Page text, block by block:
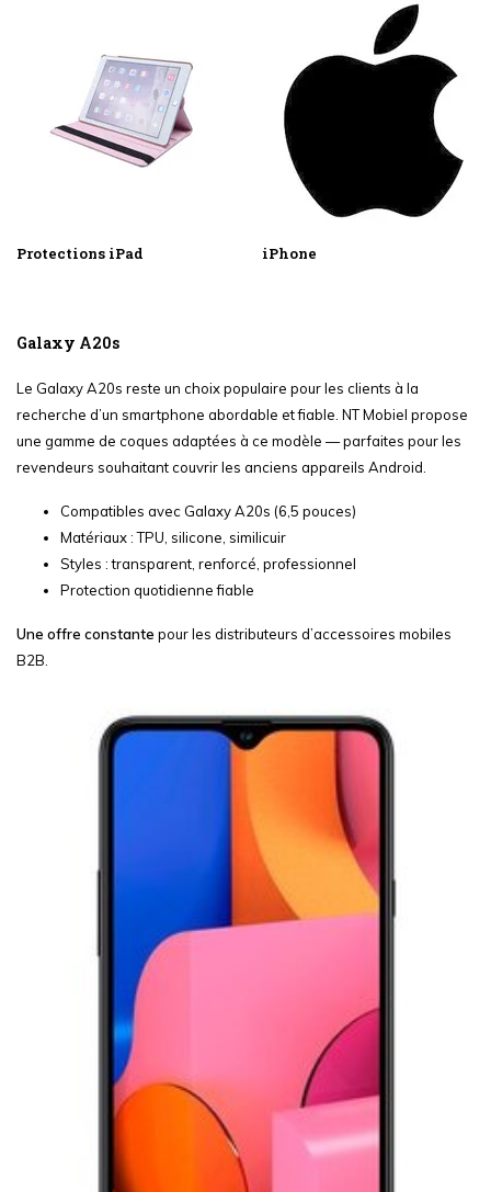
Protections iPad iPhone
Galaxy A20s
Le Galaxy A20s reste un choix populaire pour les clients à la
recherche d’un smartphone abordable et fiable. NT Mobiel propose
une gamme de coques adaptées à ce modèle — parfaites pour les
revendeurs souhaitant couvrir les anciens appareils Android.
Compatibles avec Galaxy A20s (6,5 pouces)
Matériaux : TPU, silicone, similicuir
Styles : transparent, renforcé, professionnel
Protection quotidienne fiable
Une offre constante pour les distributeurs d’accessoires mobiles
B2B.